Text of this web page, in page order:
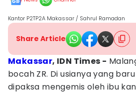
Kantor P2TP2A Makassar / Sahrul Ramadan
Share Article
Makassar, IDN Times -
bocah ZR. Di usianya yang
dipaksa mengemis oleh ibu